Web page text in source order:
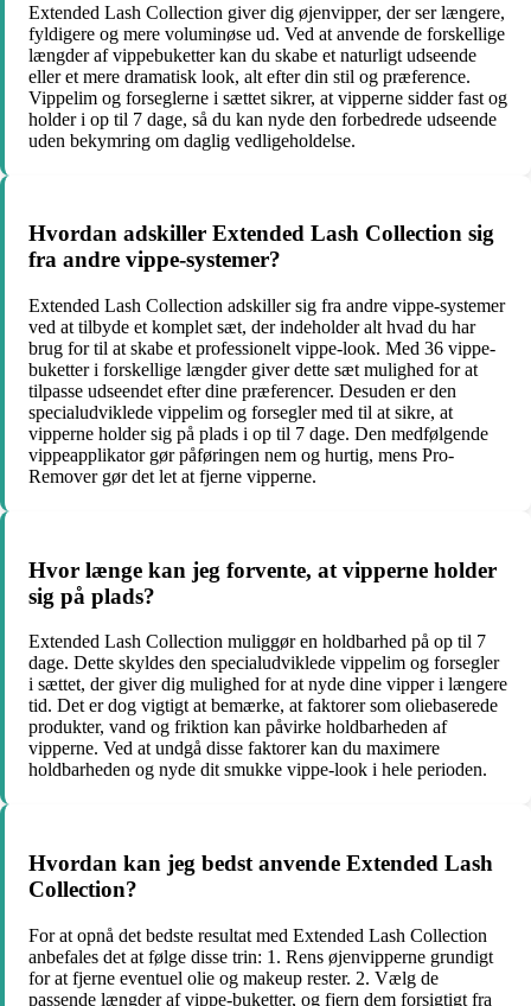
Extended Lash Collection giver dig øjenvipper, der ser længere,
fyldigere og mere voluminøse ud. Ved at anvende de forskellige
længder af vippebuketter kan du skabe et naturligt udseende
eller et mere dramatisk look, alt efter din stil og præference.
Vippelim og forseglerne i sættet sikrer, at vipperne sidder fast og
holder i op til 7 dage, så du kan nyde den forbedrede udseende
uden bekymring om daglig vedligeholdelse.
Hvordan adskiller Extended Lash Collection sig
fra andre vippe-systemer?
Extended Lash Collection adskiller sig fra andre vippe-systemer
ved at tilbyde et komplet sæt, der indeholder alt hvad du har
brug for til at skabe et professionelt vippe-look. Med 36 vippe-
buketter i forskellige længder giver dette sæt mulighed for at
tilpasse udseendet efter dine præferencer. Desuden er den
specialudviklede vippelim og forsegler med til at sikre, at
vipperne holder sig på plads i op til 7 dage. Den medfølgende
vippeapplikator gør påføringen nem og hurtig, mens Pro-
Remover gør det let at fjerne vipperne.
Hvor længe kan jeg forvente, at vipperne holder
sig på plads?
Extended Lash Collection muliggør en holdbarhed på op til 7
dage. Dette skyldes den specialudviklede vippelim og forsegler
i sættet, der giver dig mulighed for at nyde dine vipper i længere
tid. Det er dog vigtigt at bemærke, at faktorer som oliebaserede
produkter, vand og friktion kan påvirke holdbarheden af
vipperne. Ved at undgå disse faktorer kan du maximere
holdbarheden og nyde dit smukke vippe-look i hele perioden.
Hvordan kan jeg bedst anvende Extended Lash
Collection?
For at opnå det bedste resultat med Extended Lash Collection
anbefales det at følge disse trin: 1. Rens øjenvipperne grundigt
for at fjerne eventuel olie og makeup rester. 2. Vælg de
passende længder af vippe-buketter, og fjern dem forsigtigt fra